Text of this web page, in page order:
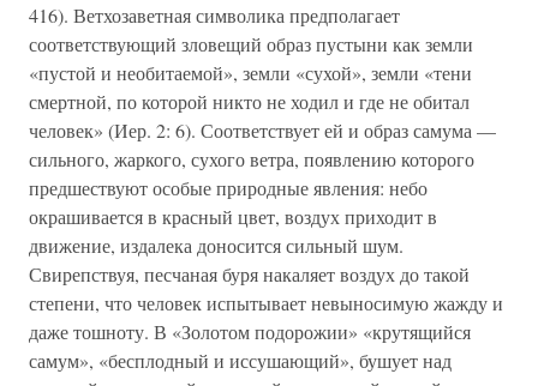
416). Ветхозаветная символика предполагает
соответствующий зловещий образ пустыни как земли
«пустой и необитаемой», земли «сухой», земли «тени
смертной, по которой никто не ходил и где не обитал
человек» (Иер. 2: 6). Соответствует ей и образ самума —
сильного, жаркого, сухого ветра, появлению которого
предшествуют особые природные явления: небо
окрашивается в красный цвет, воздух приходит в
движение, издалека доносится сильный шум.
Свирепствуя, песчаная буря накаляет воздух до такой
степени, что человек испытывает невыносимую жажду и
даже тошноту. В «Золотом подорожии» «крутящийся
самум», «бесплодный и иссушающий», бушует над